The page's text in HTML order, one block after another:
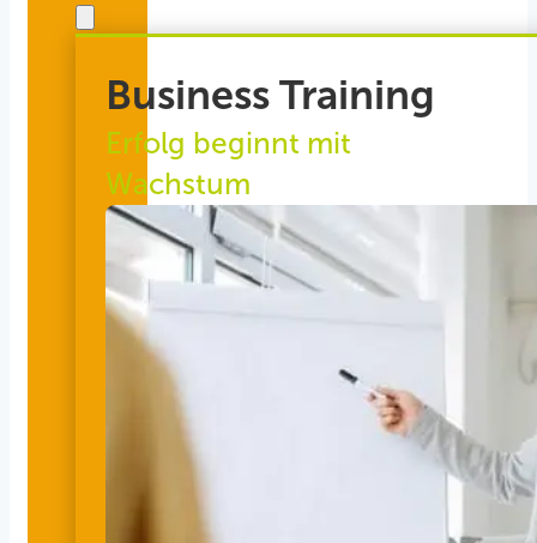
Business Training
Erfolg beginnt mit
Wachstum